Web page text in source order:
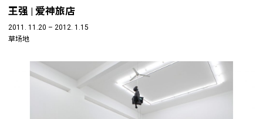
王强 | 爱神旅店
2011. 11.20 – 2012. 1.15
草场地